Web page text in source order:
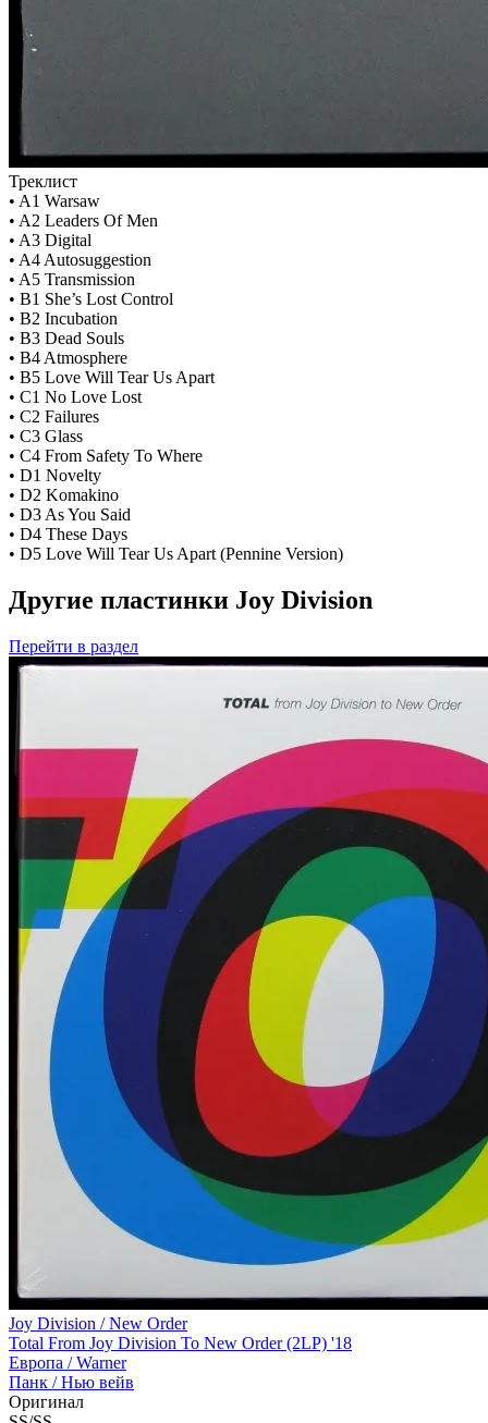
Треклист
• A1 Warsaw
• A2 Leaders Of Men
• A3 Digital
• A4 Autosuggestion
• A5 Transmission
• B1 She’s Lost Control
• B2 Incubation
• B3 Dead Souls
• B4 Atmosphere
• B5 Love Will Tear Us Apart
• C1 No Love Lost
• C2 Failures
• C3 Glass
• C4 From Safety To Where
• D1 Novelty
• D2 Komakino
• D3 As You Said
• D4 These Days
• D5 Love Will Tear Us Apart (Pennine Version)
Другие пластинки Joy Division
Перейти в раздел
Joy Division / New Order
Total From Joy Division To New Order (2LP) '18
Европа /Warner
Панк / Нью вейв
Оригинал